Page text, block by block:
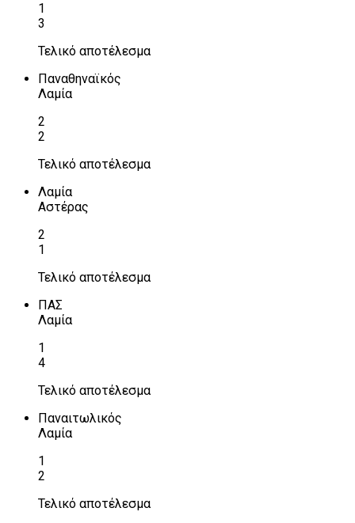
1
3
Τελικό αποτέλεσμα
Παναθηναϊκός
Λαμία
2
2
Τελικό αποτέλεσμα
Λαμία
Αστέρας
2
1
Τελικό αποτέλεσμα
ΠΑΣ
Λαμία
1
4
Τελικό αποτέλεσμα
Παναιτωλικός
Λαμία
1
2
Τελικό αποτέλεσμα